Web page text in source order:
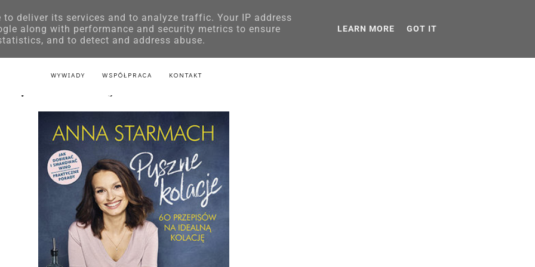
KSIĄŻKI DLA DZIECI LITERATURA POLSKA LITERATURA ZAGRANICZNA
LITERATURA Z PRZEPISAMI
WYWIADY WSPÓŁPRACA KONTAKT
Pyszne kolacje - Anna Starmach
deliver its services and to analyze traffic. Your IP address
along with performance and security metrics to ensure
and to detect and address abuse.
LEARN MORE GOT IT